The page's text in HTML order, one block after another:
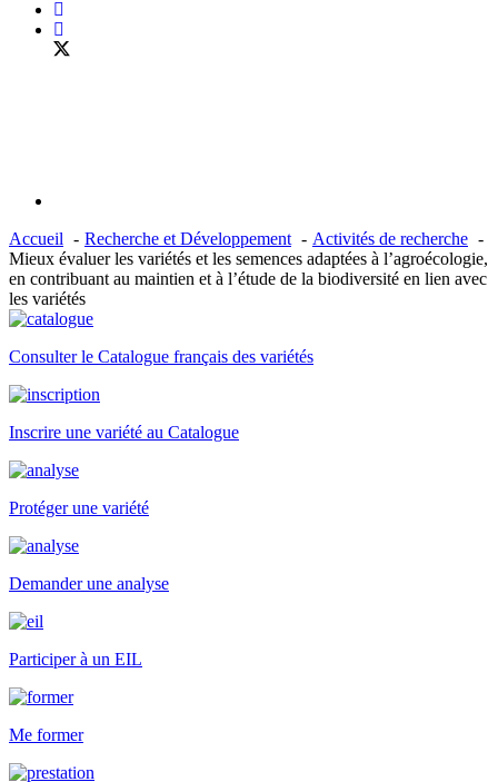
Accueil Recherche et Développement
Activités de recherche
Mieux évaluer les variétés et les semences adaptées à l’agroécologie,
en contribuant au maintien et à l’étude de la biodiversité en lien avec
les variétés
Consulter le Catalogue français des variétés
Inscrire une variété au Catalogue
Protéger une variété
Demander une analyse
Participer à un EIL
Me former